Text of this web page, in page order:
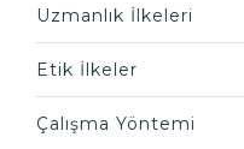
Uzmanlık İlkeleri
Etik İlkeler
Çalışma Yöntemi